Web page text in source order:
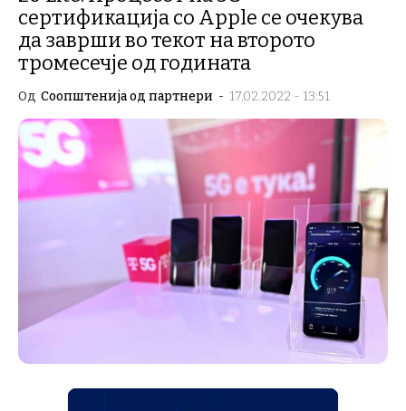
сертификација со Apple се очекува
да заврши во текот на второто
тромесечје од годината
Од Соопштенија од партнери - 17.02.2022 - 13:51